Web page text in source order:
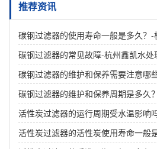
推荐资讯
碳钢过滤器的使用寿命一般是多久？-
碳钢过滤器的常见故障-杭州鑫凯水处
碳钢过滤器的维护和保养需要注意哪些安全问
碳钢过滤器的维护和保养周期是多久
活性炭过滤器的运行周期受水温影响
活性炭过滤器的活性炭使用寿命一般是多